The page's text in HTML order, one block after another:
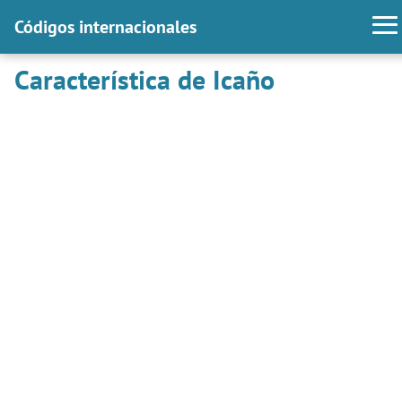
Códigos internacionales
Característica de Icaño